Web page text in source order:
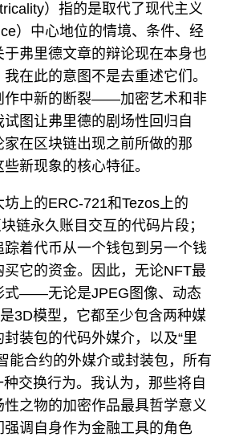
）指的是取代了现代主义
）中心地位的情境、条件、经
弗里德文章的辩论现在本身也
在此的意图不是去重述它们。
作中新的断裂——加密艺术和非
图让弗里德的剧场性回归自
在区块链出现之前所做的那
新现象的核心特征。
上的ERC-721和Tezos上的
链永久账目交互的代码片段；
着代币从一个钱包到另一个钱
它的资金。因此，无论NFT最
式——无论是JPEG图像、动态
3D模型，它都至少包含两种媒
装包的代码外媒介，以及“里
能合约的外媒介或封装包，所有
交换行为。我认为，那些将自
之物的加密作品最具哲学意义
强调自身作为金融工具的角色